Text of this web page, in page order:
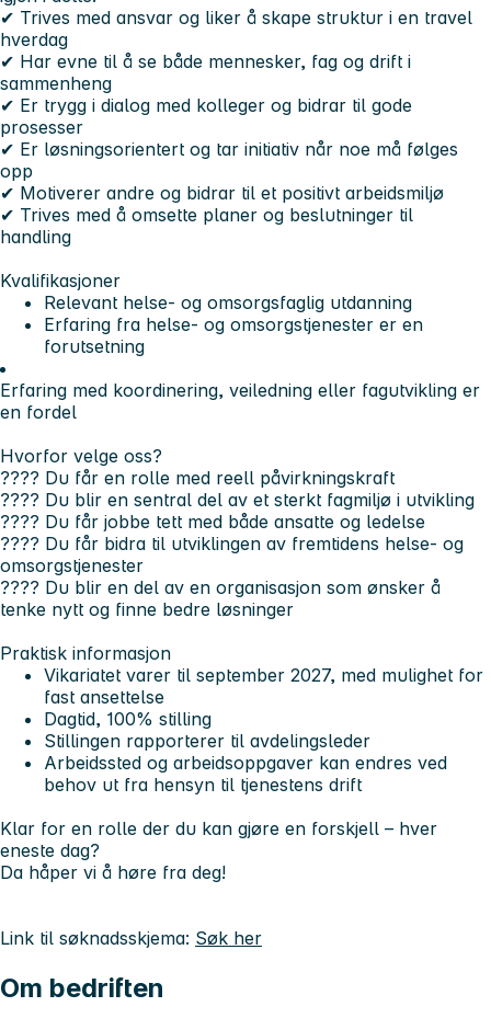
✔ Trives med ansvar og liker å skape struktur i en travel
hverdag
✔ Har evne til å se både mennesker, fag og drift i
sammenheng
✔ Er trygg i dialog med kolleger og bidrar til gode
prosesser
✔ Er løsningsorientert og tar initiativ når noe må følges
opp
✔ Motiverer andre og bidrar til et positivt arbeidsmiljø
✔ Trives med å omsette planer og beslutninger til
handling
Kvalifikasjoner
Relevant helse- og omsorgsfaglig utdanning
Erfaring fra helse- og omsorgstjenester er en
forutsetning
Erfaring med koordinering, veiledning eller fagutvikling er
en fordel
Hvorfor velge oss?
???? Du får en rolle med reell påvirkningskraft
???? Du blir en sentral del av et sterkt fagmiljø i utvikling
???? Du får jobbe tett med både ansatte og ledelse
???? Du får bidra til utviklingen av fremtidens helse- og
omsorgstjenester
???? Du blir en del av en organisasjon som ønsker å
tenke nytt og finne bedre løsninger
Praktisk informasjon
Vikariatet varer til september 2027, med mulighet for
fast ansettelse
Dagtid, 100% stilling
Stillingen rapporterer til avdelingsleder
Arbeidssted og arbeidsoppgaver kan endres ved
behov ut fra hensyn til tjenestens drift
Klar for en rolle der du kan gjøre en forskjell – hver
eneste dag?
Da håper vi å høre fra deg!
Link til søknadsskjema: Søk her
Om bedriften